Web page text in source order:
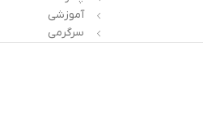
آموزشی
سرگرمی